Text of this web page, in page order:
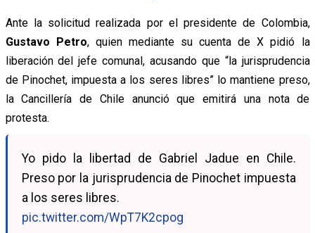
Ante la solicitud realizada por el presidente de Colombia,
Gustavo Petro, quien mediante su cuenta de X pidió la
liberación del jefe comunal, acusando que “la jurisprudencia
de Pinochet, impuesta a los seres libres” lo mantiene preso,
la Cancillería de Chile anunció que emitirá una nota de
protesta.
Yo pido la libertad de Gabriel Jadue en Chile.
Preso por la jurisprudencia de Pinochet impuesta
a los seres libres.
pic.twitter.com/WpT7K2cpog